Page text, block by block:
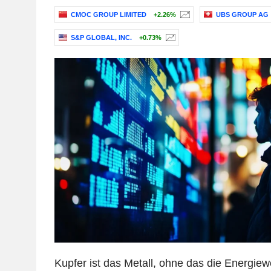
CMOC GROUP LIMITED +2.26% UBS GROUP AG
S&P GLOBAL, INC. +0.73%
Kupfer ist das Metall, ohne das die